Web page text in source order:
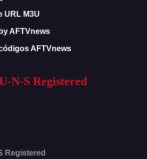
URL M3U
AFTVnews
AFTVnews
N-S Registered
Registered